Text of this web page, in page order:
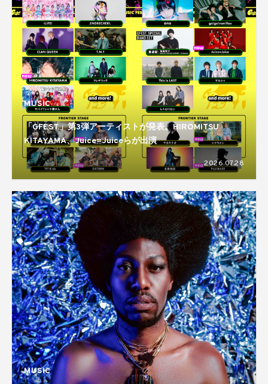
MUSIC
「GFEST.」第3弾アーティストが発表。HIROMITSU
KITAYAMA、Juice=Juiceらが出演
2026.07.28
MUSIC